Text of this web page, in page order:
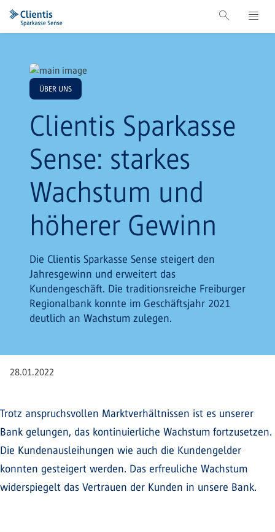
ÜBER UNS
Clientis Sparkasse
Sense: starkes
Wachstum und
höherer Gewinn
Die Clientis Sparkasse Sense steigert den
Jahresgewinn und erweitert das
Kundengeschäft. Die traditionsreiche Freiburger
Regionalbank konnte im Geschäftsjahr 2021
deutlich an Wachstum zulegen.
28.01.2022
Trotz anspruchsvollen Marktverhältnissen ist es unserer
Bank gelungen, das kontinuierliche Wachstum fortzusetzen.
Die Kundenausleihungen wie auch die Kundengelder
konnten gesteigert werden. Das erfreuliche Wachstum
widerspiegelt das Vertrauen der Kunden in unsere Bank.